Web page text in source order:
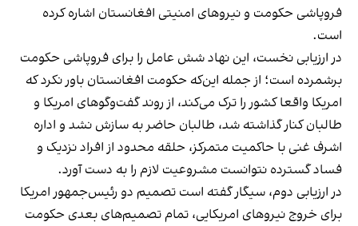
فروپاشی حکومت و نیروهای امنیتی افغانستان اشاره کرده
است.
در ارزیابی نخست، این نهاد شش عامل را برای فروپاشی حکومت
برشمرده است؛ از جمله این‌که حکومت افغانستان باور نکرد که
امریکا واقعا کشور را ترک می‌کند، از روند گفت‌وگوهای امریکا و
طالبان کنار گذاشته شد، طالبان حاضر به سازش نشد و اداره
اشرف غنی با حاکمیت متمرکز، حلقه محدود از افراد نزدیک و
فساد گسترده نتوانست مشروعیت لازم را به دست آورد.
در ارزیابی دوم، سیگار گفته است تصمیم دو رئیس‌جمهور امریکا
برای خروج نیروهای امریکایی، تمام تصمیم‌های بعدی حکومت